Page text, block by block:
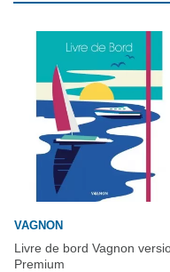
VAGNON
Livre de bord Vagnon
Premium